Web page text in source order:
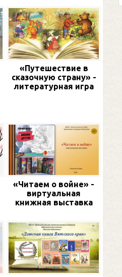
«Путешествие в
сказочную страну» -
литературная игра
«Читаем о войне» -
виртуальная
книжная выставка